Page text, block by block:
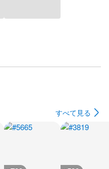
すべて見る